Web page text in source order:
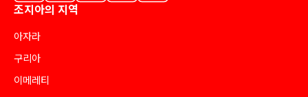
조지아의 지역
아자라
구리아
이메레티